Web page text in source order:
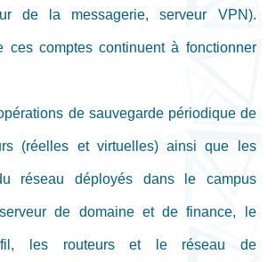
de la messagerie, serveur VPN).
comptes continuent à fonctionner
de sauvegarde périodique de
(réelles et virtuelles) ainsi que les
réseau déployés dans le campus
de domaine et de finance, le
les routeurs et le réseau de